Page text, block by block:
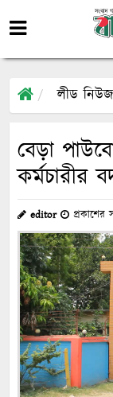
লীড নিউজ
বেড়া
কর্মচারীর
editor